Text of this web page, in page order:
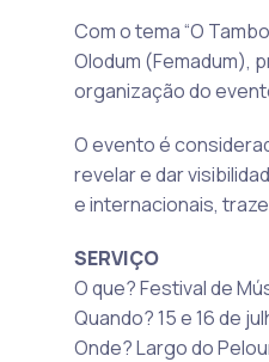
Com o tema “O
Olodum (Femadum),
organização do
O evento é
revelar e dar
e internacionais,
SERVIÇO
O que? Festival de
Quando? 15 e 16 de
Onde? Largo do